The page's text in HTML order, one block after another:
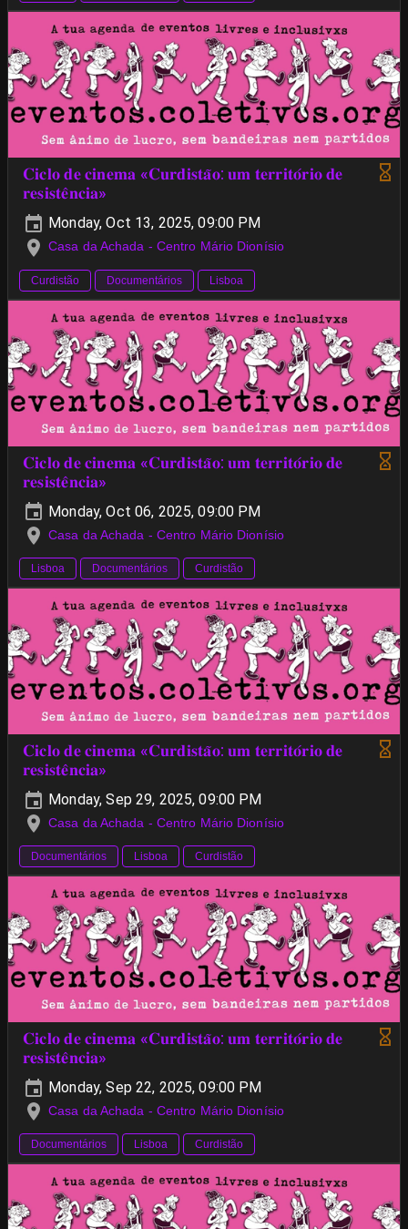
𝐂𝐢𝐜𝐥𝐨 𝐝𝐞 𝐜𝐢𝐧𝐞𝐦𝐚 «𝐂𝐮𝐫𝐝𝐢𝐬𝐭𝐚̃𝐨: 𝐮𝐦 𝐭𝐞𝐫𝐫𝐢𝐭𝐨́𝐫𝐢𝐨 𝐝𝐞
𝐫𝐞𝐬𝐢𝐬𝐭𝐞̂𝐧𝐜𝐢𝐚»
Monday, Oct 13, 2025, 09:00 PM
Casa da Achada - Centro Mário Dionísio
Curdistão Documentários Lisboa
𝐂𝐢𝐜𝐥𝐨 𝐝𝐞 𝐜𝐢𝐧𝐞𝐦𝐚 «𝐂𝐮𝐫𝐝𝐢𝐬𝐭𝐚̃𝐨: 𝐮𝐦 𝐭𝐞𝐫𝐫𝐢𝐭𝐨́𝐫𝐢𝐨 𝐝𝐞
𝐫𝐞𝐬𝐢𝐬𝐭𝐞̂𝐧𝐜𝐢𝐚»
Monday, Oct 06, 2025, 09:00 PM
Casa da Achada - Centro Mário Dionísio
Lisboa Documentários Curdistão
𝐂𝐢𝐜𝐥𝐨 𝐝𝐞 𝐜𝐢𝐧𝐞𝐦𝐚 «𝐂𝐮𝐫𝐝𝐢𝐬𝐭𝐚̃𝐨: 𝐮𝐦 𝐭𝐞𝐫𝐫𝐢𝐭𝐨́𝐫𝐢𝐨 𝐝𝐞
𝐫𝐞𝐬𝐢𝐬𝐭𝐞̂𝐧𝐜𝐢𝐚»
Monday, Sep 29, 2025, 09:00 PM
Casa da Achada - Centro Mário Dionísio
Documentários Lisboa Curdistão
𝐂𝐢𝐜𝐥𝐨 𝐝𝐞 𝐜𝐢𝐧𝐞𝐦𝐚 «𝐂𝐮𝐫𝐝𝐢𝐬𝐭𝐚̃𝐨: 𝐮𝐦 𝐭𝐞𝐫𝐫𝐢𝐭𝐨́𝐫𝐢𝐨 𝐝𝐞
𝐫𝐞𝐬𝐢𝐬𝐭𝐞̂𝐧𝐜𝐢𝐚»
Monday, Sep 22, 2025, 09:00 PM
Casa da Achada - Centro Mário Dionísio
Documentários Lisboa Curdistão